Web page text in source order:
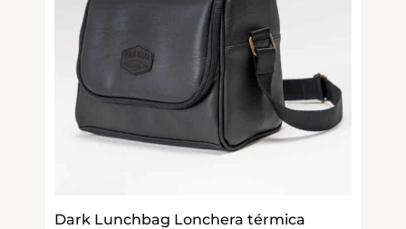
Dark Lunchbag Lonchera térmica